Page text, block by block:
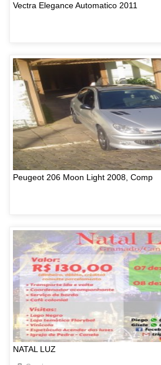
Vectra Elegance Automatico 2011
Peugeot 206 Moon Light 2008, Comp
NATAL LUZ